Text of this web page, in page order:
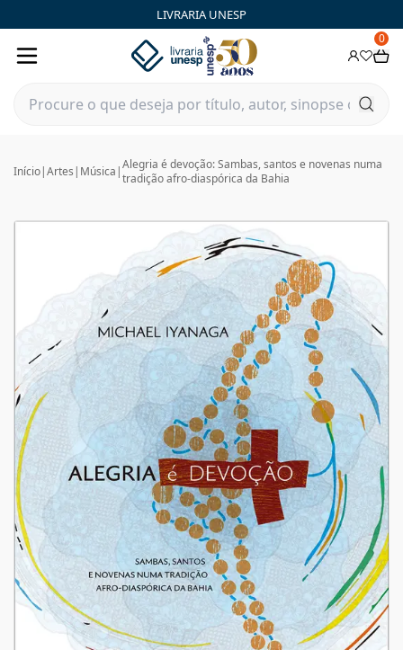
LIVRARIA UNESP
0
Início|Artes | Música |Alegria é devoção: Sambas, santos e novenas numa
tradição afro-diaspórica da Bahia